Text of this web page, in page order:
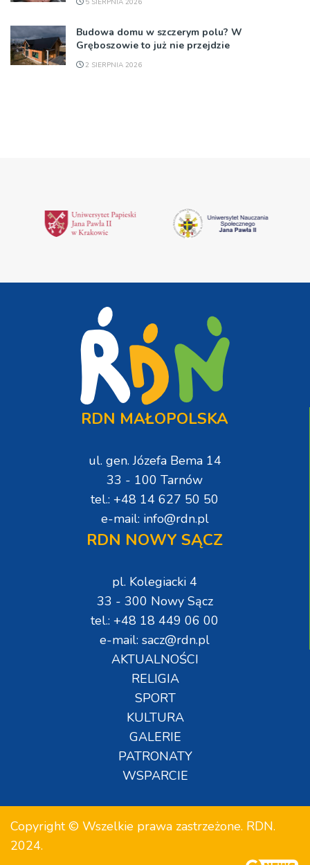
5 SIERPNIA 2026
Budowa domu w szczerym polu? W
Gręboszowie to już nie przejdzie
2 SIERPNIA 2026
RDN MAŁOPOLSKA
ul. gen. Józefa Bema 14
33 - 100 Tarnów
tel.: +48 14 627 50 50
e-mail: info@rdn.pl
RDN NOWY SĄCZ
pl. Kolegiacki 4
33 - 300 Nowy Sącz
tel.: +48 18 449 06 00
e-mail: sacz@rdn.pl
AKTUALNOŚCI
RELIGIA
SPORT
KULTURA
GALERIE
PATRONATY
WSPARCIE
Copyright © Wszelkie prawa zastrzeżone. RDN.
2024.